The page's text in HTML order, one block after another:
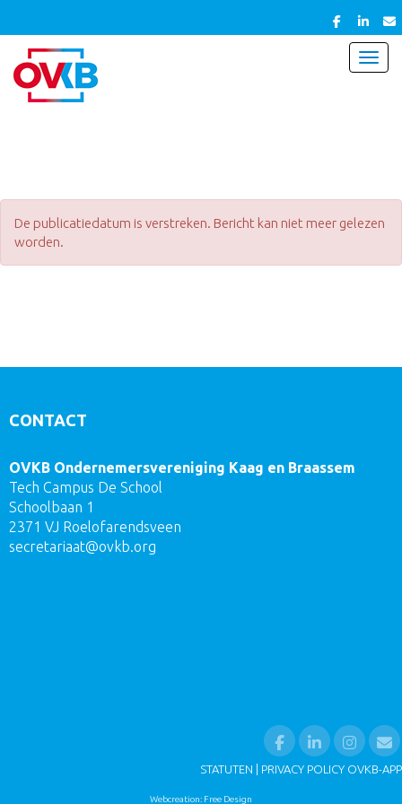
De publicatiedatum is verstreken. Bericht kan niet meer gelezen
worden.
CONTACT
OVKB Ondernemersvereniging Kaag en Braassem
Tech Campus De School
Schoolbaan 1
2371 VJ Roelofarendsveen
taairaterces@ovkb.org
STATUTEN PRIVACY POLICY OVKB-APP
Webcreation: Free Design